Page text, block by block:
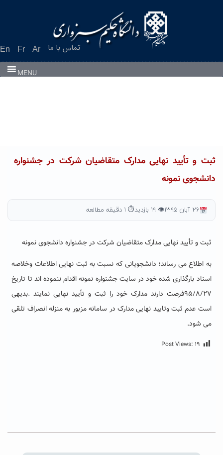
En Fr Ar تماس با ما
MENU
ثبت و تأیید نهایی مدارک متقاضیان شرکت در جشنواره
دانشجوی نمونه
۲۶ آبان ۱۳۹۵ 👁 ۱۹ بازدید ⏱ ۱ دقیقه مطالعه
ثبت و تأیید نهایی مدارک متقاضیان شرکت در جشنواره دانشجوی نمونه
به اطلاع می رساند؛ دانشجویانی که نسبت به ثبت نهایی اطلاعات وخلاصه
اسناد بارگذاری شده خود در سایت جشنواره نمونه اقدام ننموده اند تا تاریخ
۹۵/۸/۲۷فرصت دارند مدارک خود را ثبت و تأیید نهایی نمایند .بدیهی
است عدم ثبت وتایید نهایی مدارک در سامانه مزبور به منزله انصراف تلقی
می شود.
Post Views: ۱۹